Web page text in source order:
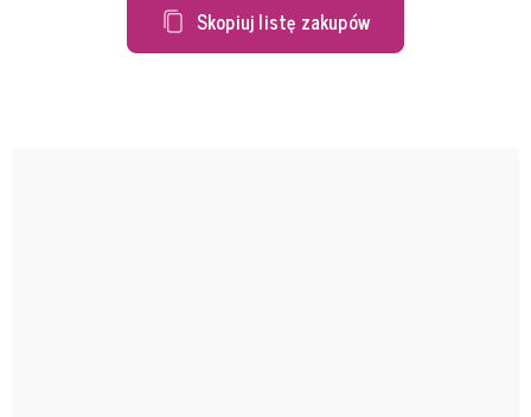
Skopiuj listę zakupów